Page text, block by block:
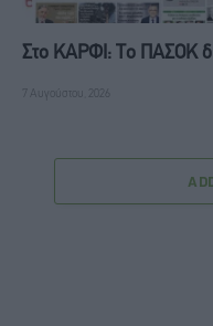
Στο ΚΑΡΦΙ: Το ΠΑΣΟΚ
7 Αυγούστου, 2026